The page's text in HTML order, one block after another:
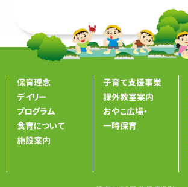
ビ
ゲ
ー
シ
ョ
ン
保育理念
デイリー
プログラム
食育について
施設案内
子育て支援事業
課外教室案内
おやこ広場・
一時保育